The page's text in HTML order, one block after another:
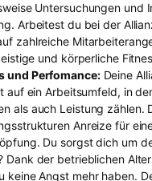
Untersuchungen und
Arbeitest du bei der
zahlreiche
und körperliche
und Perfomance:Deine
auf ein Arbeitsumfeld, in
als auch Leistung zählen.
Anreize für
Du sorgst dich um
Dank der betrieblichen
keine Angst mehr haben.